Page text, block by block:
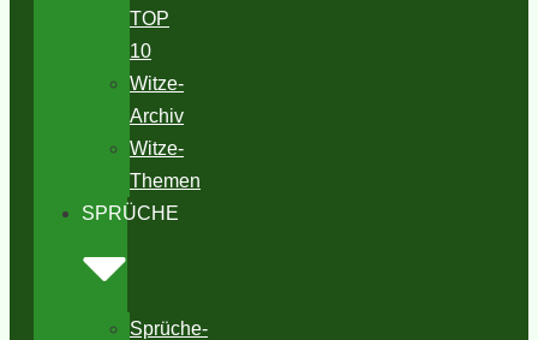
TOP
10
Witze-
Archiv
Witze-
Themen
SPRÜCHE
Sprüche-